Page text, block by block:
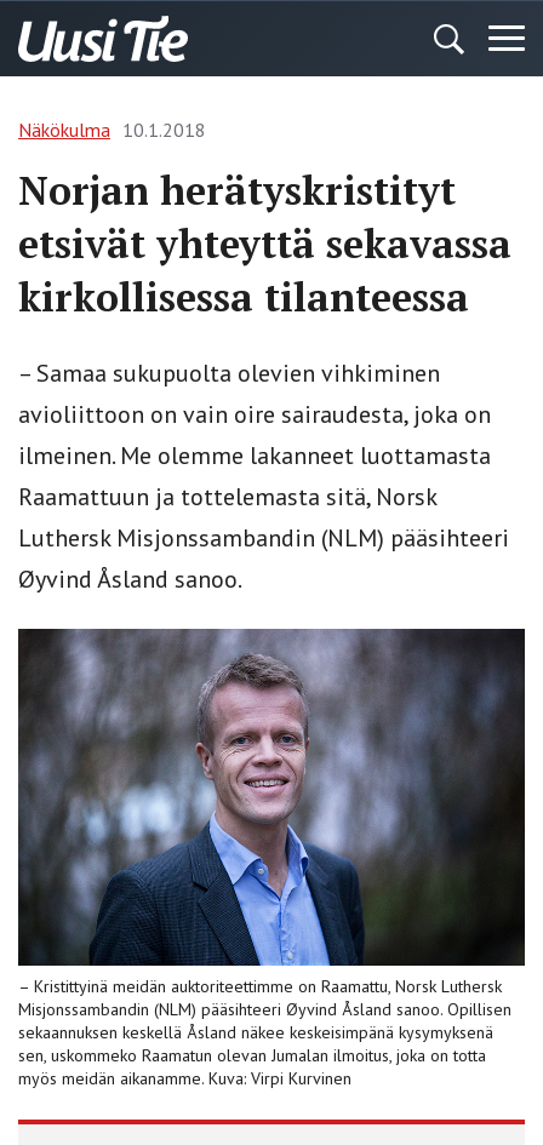
Näkökulma 10.1.2018
Norjan herätyskristityt
etsivät yhteyttä sekavassa
kirkollisessa tilanteessa
– Samaa sukupuolta olevien vihkiminen
avioliittoon on vain oire sairaudesta, joka on
ilmeinen. Me olemme lakanneet luottamasta
Raamattuun ja tottelemasta sitä, Norsk
Luthersk Misjonssambandin (NLM) pääsihteeri
Øyvind Åsland sanoo.
– Kristittyinä meidän auktoriteettimme on Raamattu, Norsk Luthersk
Misjonssambandin (NLM) pääsihteeri Øyvind Åsland sanoo. Opillisen
sekaannuksen keskellä Åsland näkee keskeisimpänä kysymyksenä
sen, uskommeko Raamatun olevan Jumalan ilmoitus, joka on totta
myös meidän aikanamme. Kuva: Virpi Kurvinen